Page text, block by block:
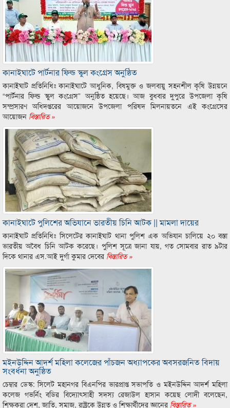
কানাইঘাটে পার্টনার ফিল্ড স্কুল কংগ্রেস অনুষ্ঠিত
কানাইঘাট প্রতিনিধিঃ কানাইঘাটে আধুনিক, বিষমুক্ত ও জলবায়ু সহনশীল কৃষি উন্নয়নে
“পার্টনার ফিল্ড স্কুল কংগ্রেস” অনুষ্ঠিত হয়েছে। আজ বুধবার দুপুরে উপজেলা কৃষি
সম্প্রসারণ অধিদপ্তরের আয়োজনে উপজেলা পরিষদ মিলনায়তনে এই কংগ্রেসের
আয়োজন বিস্তারিত »
কানাইঘাটে পুলিশের অভিযানে ভারতীয় চিনি আটক || মামলা দায়ের
কানাইঘাট প্রতিনিধিঃ সিলেটের কানাইঘাট থানা পুলিশ এক অভিযান চালিয়ে ২০ বস্তা
ভারতীয় অবৈধ চিনি আটক করেছে। পুলিশ সূত্রে জানা যায়, গত সোমবার রাত ৯টার
দিকে থানার এস.আই দুর্গা কুমার দেবের বিস্তারিত »
মইনউদ্দিন আদর্শ মহিলা কলেজের পাঁচজন অধ্যাপকের অবসরজনিত বিদায়
সংবর্ধনা অনুষ্ঠিত
চেম্বার ডেস্ক: সিলেট মহানগর বিএনপির ভারপ্রাপ্ত সভাপতি ও মইনউদ্দিন আদর্শ মহিলা
কলেজ গভর্নিং বডির বিদ্যোৎসাহী সদস্য রেজাউল হাসান কয়েছ লোদী বলেছেন,
শিক্ষকরা দেশ, জাতি, সমাজ, রাষ্ট্রকে উন্নত ও শিক্ষার্থীদের জ্ঞানের বিস্তারিত »